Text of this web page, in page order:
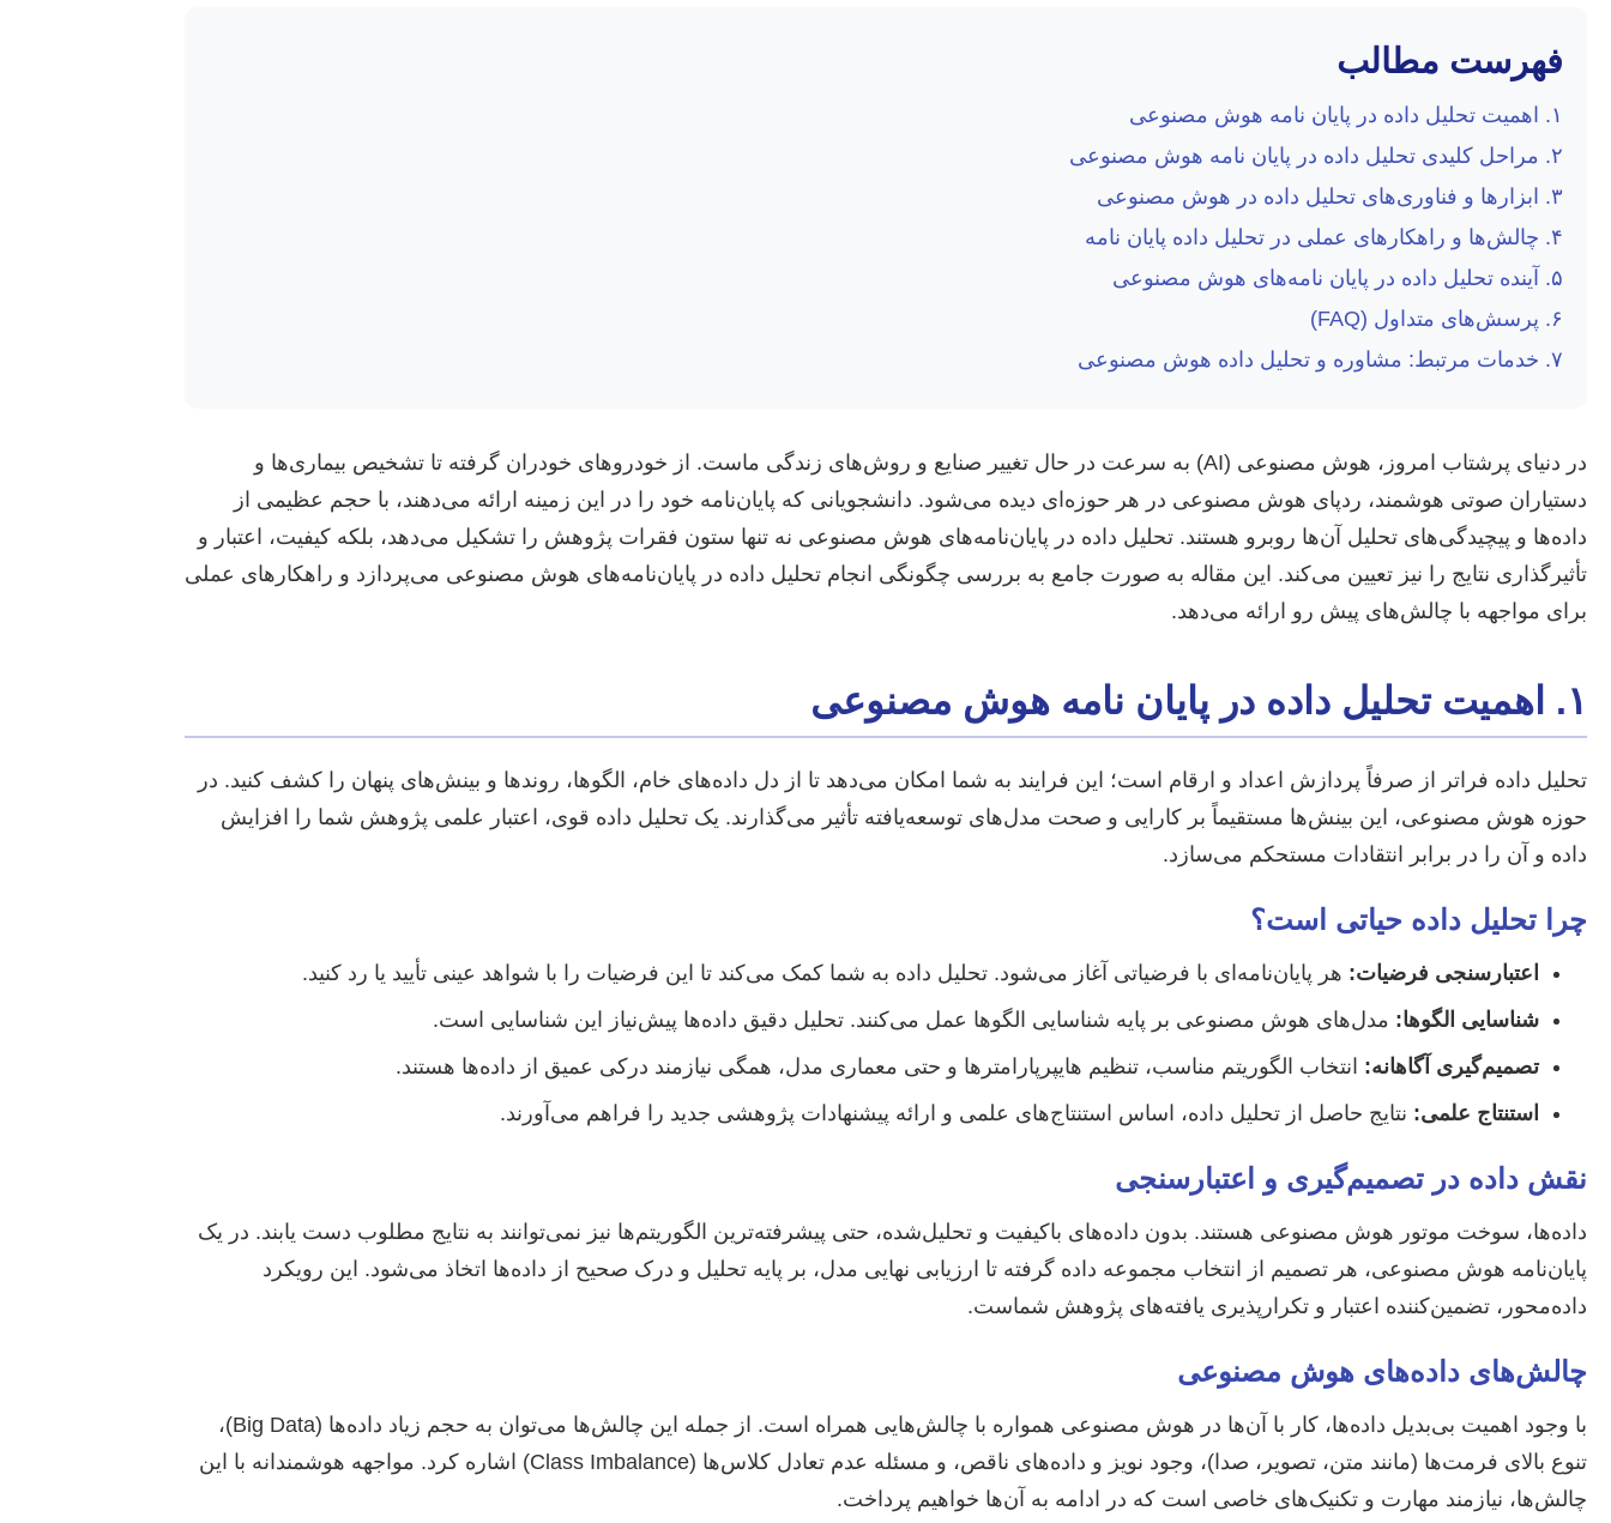
فهرست مطالب
۱. اهمیت تحلیل داده در پایان نامه هوش مصنوعی
۲. مراحل کلیدی تحلیل داده در پایان نامه هوش مصنوعی
۳. ابزارها و فناوری‌های تحلیل داده در هوش مصنوعی
۴. چالش‌ها و راهکارهای عملی در تحلیل داده پایان نامه
۵. آینده تحلیل داده در پایان نامه‌های هوش مصنوعی
۶. پرسش‌های متداول (FAQ)
۷. خدمات مرتبط: مشاوره و تحلیل داده هوش مصنوعی
در دنیای پرشتاب امروز، هوش مصنوعی (AI) به سرعت در حال تغییر صنایع و روش‌های زندگی ماست. از خودروهای خودران گرفته تا تشخیص بیماری‌ها و
دستیاران صوتی هوشمند، ردپای هوش مصنوعی در هر حوزه‌ای دیده می‌شود. دانشجویانی که پایان‌نامه خود را در این زمینه ارائه می‌دهند، با حجم عظیمی از
داده‌ها و پیچیدگی‌های تحلیل آن‌ها روبرو هستند. تحلیل داده در پایان‌نامه‌های هوش مصنوعی نه تنها ستون فقرات پژوهش را تشکیل می‌دهد، بلکه کیفیت، اعتبار و
تأثیرگذاری نتایج را نیز تعیین می‌کند. این مقاله به صورت جامع به بررسی چگونگی انجام تحلیل داده در پایان‌نامه‌های هوش مصنوعی می‌پردازد و راهکارهای عملی
برای مواجهه با چالش‌های پیش رو ارائه می‌دهد.
۱. اهمیت تحلیل داده در پایان نامه هوش مصنوعی
تحلیل داده فراتر از صرفاً پردازش اعداد و ارقام است؛ این فرایند به شما امکان می‌دهد تا از دل داده‌های خام، الگوها، روندها و بینش‌های پنهان را کشف کنید. در
حوزه هوش مصنوعی، این بینش‌ها مستقیماً بر کارایی و صحت مدل‌های توسعه‌یافته تأثیر می‌گذارند. یک تحلیل داده قوی، اعتبار علمی پژوهش شما را افزایش
داده و آن را در برابر انتقادات مستحکم می‌سازد.
چرا تحلیل داده حیاتی است؟
اعتبارسنجی فرضیات: هر پایان‌نامه‌ای با فرضیاتی آغاز می‌شود. تحلیل داده به شما کمک می‌کند تا این فرضیات را با شواهد عینی تأیید یا رد کنید.
شناسایی الگوها: مدل‌های هوش مصنوعی بر پایه شناسایی الگوها عمل می‌کنند. تحلیل دقیق داده‌ها پیش‌نیاز این شناسایی است.
تصمیم‌گیری آگاهانه: انتخاب الگوریتم مناسب، تنظیم هایپرپارامترها و حتی معماری مدل، همگی نیازمند درکی عمیق از داده‌ها هستند.
استنتاج علمی: نتایج حاصل از تحلیل داده، اساس استنتاج‌های علمی و ارائه پیشنهادات پژوهشی جدید را فراهم می‌آورند.
نقش داده در تصمیم‌گیری و اعتبارسنجی
داده‌ها، سوخت موتور هوش مصنوعی هستند. بدون داده‌های باکیفیت و تحلیل‌شده، حتی پیشرفته‌ترین الگوریتم‌ها نیز نمی‌توانند به نتایج مطلوب دست یابند. در یک
پایان‌نامه هوش مصنوعی، هر تصمیم از انتخاب مجموعه داده گرفته تا ارزیابی نهایی مدل، بر پایه تحلیل و درک صحیح از داده‌ها اتخاذ می‌شود. این رویکرد
داده‌محور، تضمین‌کننده اعتبار و تکرارپذیری یافته‌های پژوهش شماست.
چالش‌های داده‌های هوش مصنوعی
با وجود اهمیت بی‌بدیل داده‌ها، کار با آن‌ها در هوش مصنوعی همواره با چالش‌هایی همراه است. از جمله این چالش‌ها می‌توان به حجم زیاد داده‌ها (Big Data)،
تنوع بالای فرمت‌ها (مانند متن، تصویر، صدا)، وجود نویز و داده‌های ناقص، و مسئله عدم تعادل کلاس‌ها (Class Imbalance) اشاره کرد. مواجهه هوشمندانه با این
چالش‌ها، نیازمند مهارت و تکنیک‌های خاصی است که در ادامه به آن‌ها خواهیم پرداخت.